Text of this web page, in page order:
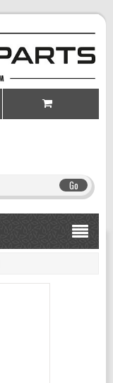
Go